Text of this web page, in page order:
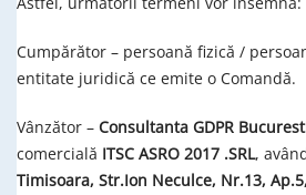
Cumpărător – persoană fizică /
entitate juridică ce emite o Comandă.
Vânzător – Consultanta GDPR
comercială ITSC ASRO 2017 .SRL,
Timisoara, Str.Ion Neculce, Nr.13,